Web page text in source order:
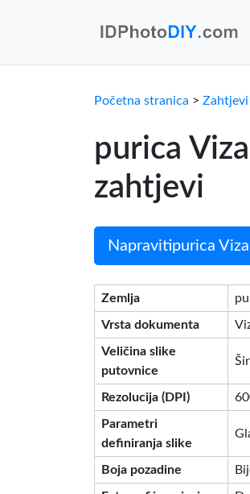
Početna stranica >
purica
zahtjevi
Napravitipurica
Zemlja
Vrsta dokumenta
Veličina slike
putovnice
Rezolucija (DPI)
Parametri
definiranja slike
Boja pozadine